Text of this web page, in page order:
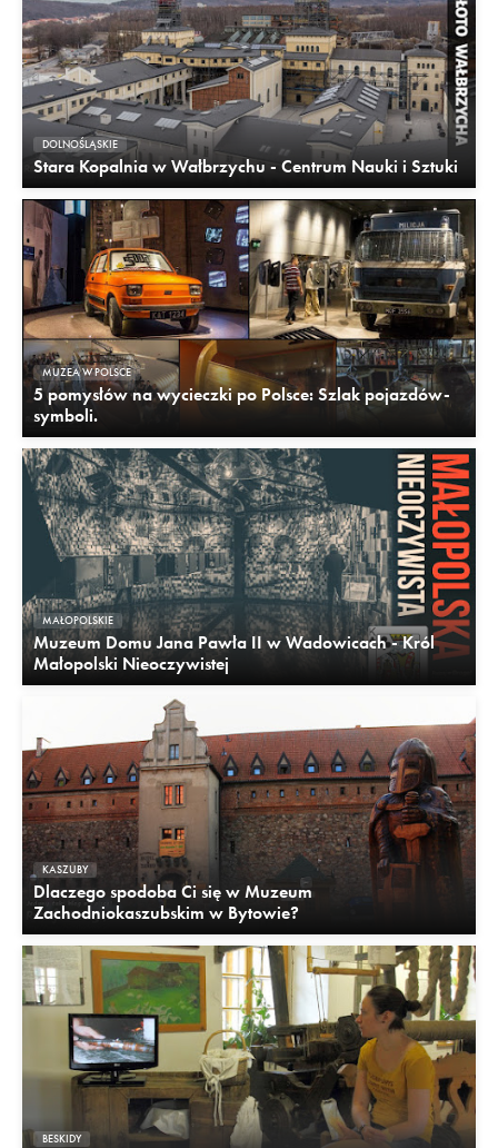
DOLNOŚLĄSKIE
Stara Kopalnia w Wałbrzychu - Centrum Nauki i Sztuki
MUZEA W POLSCE
5 pomysłów na wycieczki po Polsce: Szlak pojazdów-
symboli.
MAŁOPOLSKIE
Muzeum Domu Jana Pawła II w Wadowicach - Król
Małopolski Nieoczywistej
KASZUBY
Dlaczego spodoba Ci się w Muzeum
Zachodniokaszubskim w Bytowie?
BESKIDY